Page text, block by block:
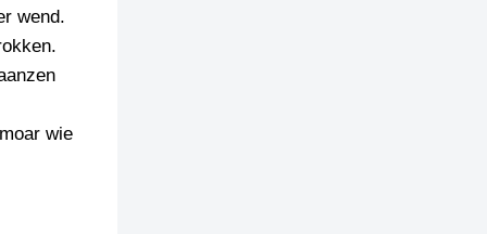
wend.
wie